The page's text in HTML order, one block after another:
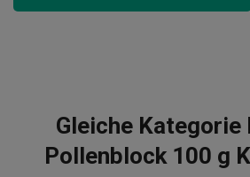
Gleiche Kategorie
Pollenblock 100 g